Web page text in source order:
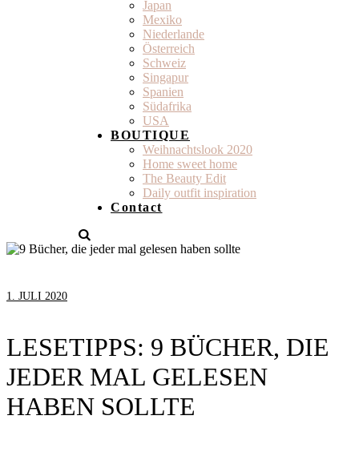
Japan
Mexiko
Niederlande
Österreich
Schweiz
Singapur
Spanien
Südafrika
USA
BOUTIQUE
Weihnachtslook 2020
Home sweet home
The Beauty Edit
Daily outfit inspiration
Contact
1. JULI 2020
LESETIPPS: 9 BÜCHER, DIE
JEDER MAL GELESEN
HABEN SOLLTE